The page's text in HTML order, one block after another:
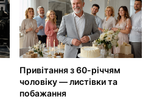
Привітання з 60-річчям
чоловіку — листівки та
побажання